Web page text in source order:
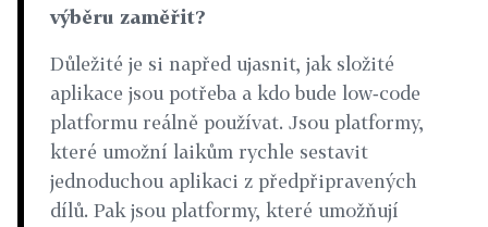
výběru zaměřit?
Důležité je si napřed ujasnit, jak složité
aplikace jsou potřeba a kdo bude low‑code
platformu reálně používat. Jsou platformy,
které umožní laikům rychle sestavit
jednoduchou aplikaci z předpřipravených
dílů. Pak jsou platformy, které umožňují